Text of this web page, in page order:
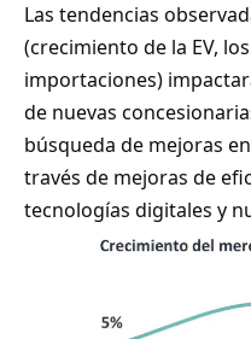
Las tendencias
(crecimiento de la EV,
importaciones)
de nuevas
búsqueda de mejoras
través de mejoras de
tecnologías digitales y